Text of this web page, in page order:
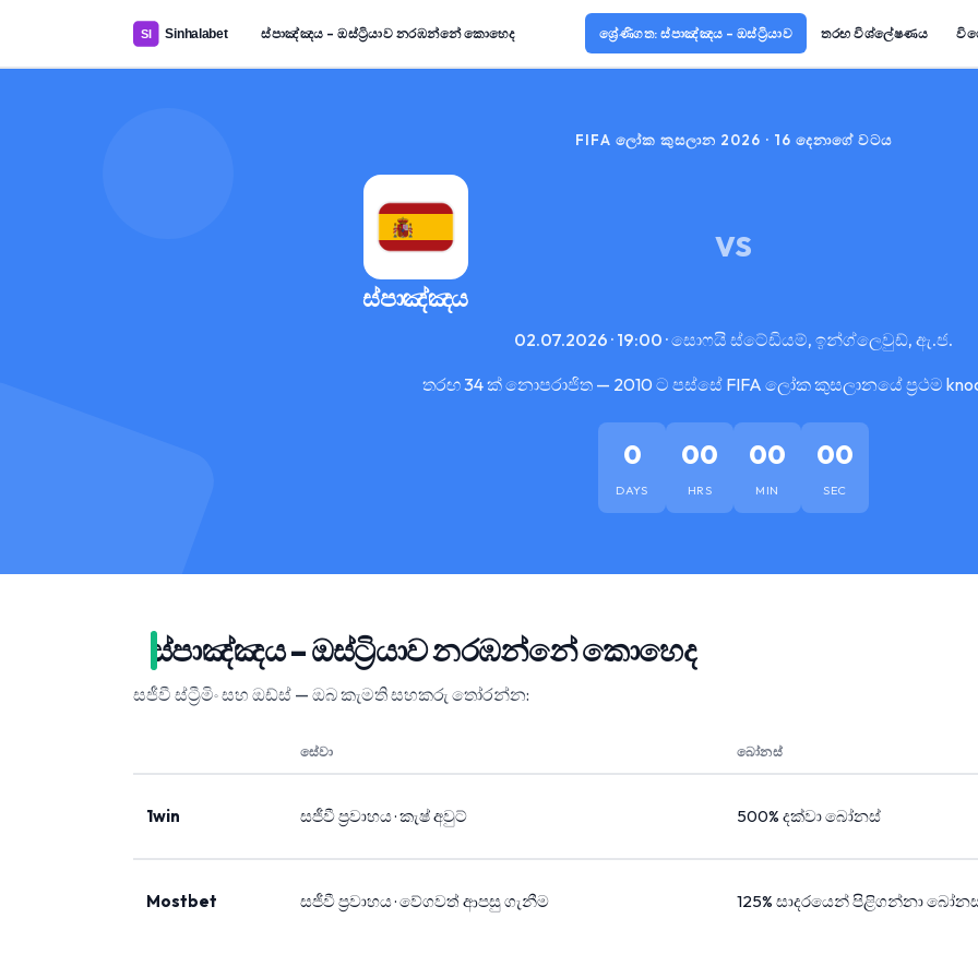
ස්පාඤ්ඤය – ඔස්ට්‍රියාව නරඹන්නේ කොහෙද ශ්‍රේණිගත: ස්පාඤ්ඤය – ඔස්ට්‍රියාව තරඟ විශ්ලේෂණය
FIFA ලෝක කුසලාන 2026 · 16 දෙනාගේ වටය
ස්පාඤ්ඤය
VS
02.07.2026 · 19:00 · සොෆයි ස්ටේඩියම්, ඉන්ග්ලෙවුඩ්, ඇ.ජ.
තරඟ 34 ක් නොපරාජිත — 2010 ට පස්සේ FIFA ලෝක කුසලානයේ ප්‍රථම
0
DAYS
00
HRS
00
MIN
00
SEC
ස්පාඤ්ඤය – ඔස්ට්‍රියාව නරඹන්නේ කොහෙද
සජීවී ස්ට්‍රීමිං සහ ඔඩ්ස් — ඔබ කැමති සහකරු තෝරන්න:
සේවා බෝනස්
1win සජීවී ප්‍රවාහය · කැෂ් අවුට් 500% දක්වා බෝනස්
Mostbet සජීවී ප්‍රවාහය · වේගවත් ආපසු ගැනීම 125% සාදරයෙන් පිළිගන්නා